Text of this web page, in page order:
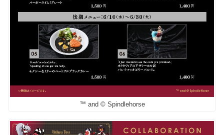
™ and © Spindlehorse